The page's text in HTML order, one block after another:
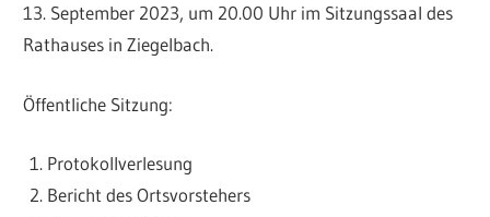
13. September 2023, um 20.00 Uhr im Sitzungssaal des
Rathauses in Ziegelbach.
Öffentliche Sitzung:
Protokollverlesung
Bericht des Ortsvorstehers